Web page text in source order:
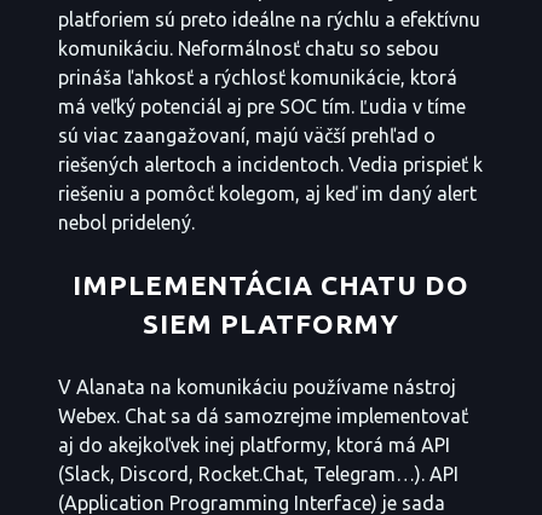
platforiem sú preto ideálne na rýchlu a efektívnu
komunikáciu. Neformálnosť chatu so sebou
prináša ľahkosť a rýchlosť komunikácie, ktorá
má veľký potenciál aj pre SOC tím. Ľudia v tíme
sú viac zaangažovaní, majú väčší prehľad o
riešených alertoch a incidentoch. Vedia prispieť k
riešeniu a pomôcť kolegom, aj keď im daný alert
nebol pridelený.
IMPLEMENTÁCIA CHATU DO
SIEM PLATFORMY
V Alanata na komunikáciu používame nástroj
Webex. Chat sa dá samozrejme implementovať
aj do akejkoľvek inej platformy, ktorá má API
(Slack, Discord, Rocket.Chat, Telegram…). API
(Application Programming Interface) je sada